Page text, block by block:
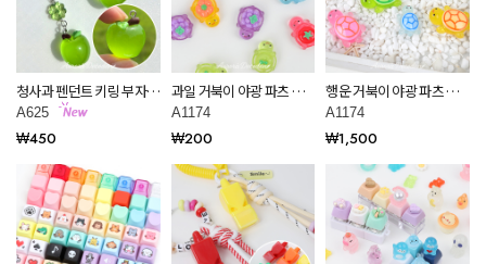
청사과 펜던트 키링 부자재
만들기 악세사리 재료
A625
A625
₩450
과일 거북이 야광 파츠 공
예 재료 데코덴 만들기 재
료 A1174
A1174
₩200
행운 거북이 야광 파츠 공
예 재료 데코덴 만들기 재
료 A1174
A1174
₩1,500